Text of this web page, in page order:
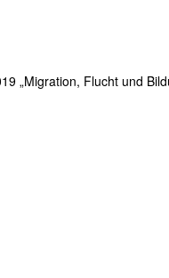
„Migration, Flucht und